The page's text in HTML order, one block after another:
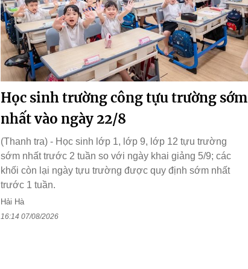
Học sinh trường công tựu trường sớm
nhất vào ngày 22/8
(Thanh tra) - Học sinh lớp 1, lớp 9, lớp 12 tựu trường
sớm nhất trước 2 tuần so với ngày khai giảng 5/9; các
khối còn lại ngày tựu trường được quy định sớm nhất
trước 1 tuần.
Hải Hà
16:14 07/08/2026